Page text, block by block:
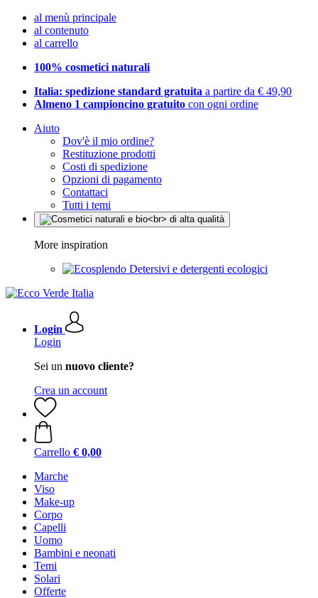
al menù principale
al contenuto
al carrello
100% cosmetici naturali
Italia: spedizione standard gratuita a partire da € 49,90
Almeno 1 campioncino gratuito con ogni ordine
Aiuto
Dov'è il mio ordine?
Restituzione prodotti
Costi di spedizione
Opzioni di pagamento
Contattaci
Tutti i temi
More inspiration
Detersivi e detergenti ecologici
Login
Login
Sei un nuovo cliente?
Crea un account
Carrello € 0,00
Marche
Viso
Make-up
Corpo
Capelli
Uomo
Bambini e neonati
Temi
Solari
Offerte